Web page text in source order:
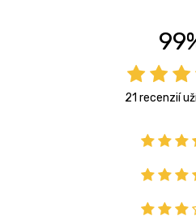
21 recenzií